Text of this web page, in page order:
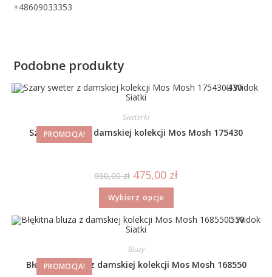
+48609033353
Podobne produkty
PROMOCJA!
Widok
Siatki
Sweterki
Szary sweter z damskiej kolekcji Mos Mosh 175430
950,00zł 475,00 zł
Wybierz opcje
PROMOCJA!
Widok
Siatki
Bluzy
Błękitna bluza z damskiej kolekcji Mos Mosh 168550